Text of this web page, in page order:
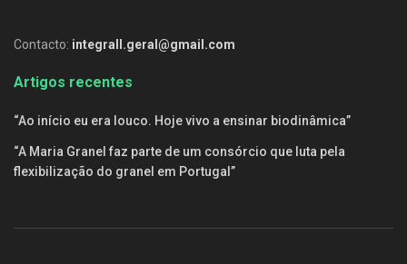
Contacto: integrall.geral@gmail.com
Artigos recentes
“Ao início eu era louco. Hoje vivo a ensinar biodinâmica”
“A Maria Granel faz parte de um consórcio que luta pela
flexibilização do granel em Portugal”